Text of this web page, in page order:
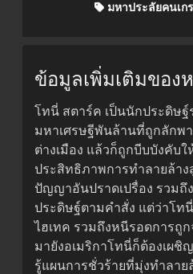
มหาประลัยคนเก
ข้อมูลเพิ่มเติมของ
โทนี่ สตาร์ค เป็นนักประดิษ
มหาเศรษฐีพันล้านที่ถูกลักพ
ต่างเมือง แล้วก็ถูกบีบบังคับ
ประสิทธิภาพการทำลายล้า
ปัญญาอันปราดเปรื่อง รวมถึ
ประดิษฐ์ตามคำสั่ง แต่ว่าโท
ไฮเทค รวมถึงหนีรอดการถู
มายังอเมริกาโทนี่ก็ต้องเผชิ
รู้แผนการชั่วร้ายที่มุ่งทำลาย